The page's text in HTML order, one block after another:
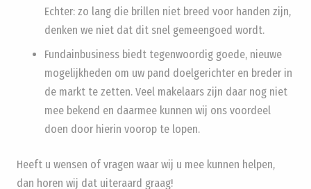
Echter: zo lang die brillen niet breed voor handen zijn,
denken we niet dat dit snel gemeengoed wordt.
Fundainbusiness biedt tegenwoordig goede, nieuwe
mogelijkheden om uw pand doelgerichter en breder in
de markt te zetten. Veel makelaars zijn daar nog niet
mee bekend en daarmee kunnen wij ons voordeel
doen door hierin voorop te lopen.
Heeft u wensen of vragen waar wij u mee kunnen helpen,
dan horen wij dat uiteraard graag!